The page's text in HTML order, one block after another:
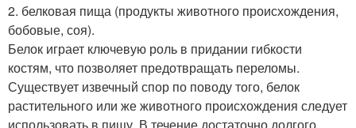
2. белковая пища (продукты животного происхождения,
бобовые, соя).
Белок играет ключевую роль в придании гибкости
костям, что позволяет предотвращать переломы.
Существует извечный спор по поводу того, белок
растительного или же животного происхождения следует
использовать в пищу. В течение достаточно долгого